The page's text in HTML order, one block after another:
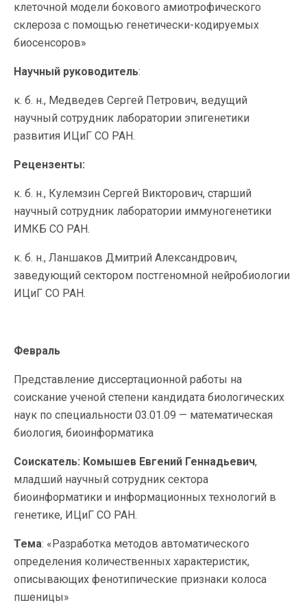
клеточной модели бокового амиотрофического
склероза с помощью генетически-кодируемых
биосенсоров»
Научный руководитель:
к. б. н., Медведев Сергей Петрович, ведущий
научный сотрудник лаборатории эпигенетики
развития ИЦиГ СО РАН.
Рецензенты:
к. б. н., Кулемзин Сергей Викторович, старший
научный сотрудник лаборатории иммуногенетики
ИМКБ СО РАН.
к. б. н., Ланшаков Дмитрий Александрович,
заведующий сектором постгеномной нейробиологии
ИЦиГ СО РАН.
Февраль
Представление диссертационной работы на
соискание ученой степени кандидата биологических
наук по специальности 03.01.09 — математическая
биология, биоинформатика
Соискатель: Комышев Евгений Геннадьевич,
младший научный сотрудник сектора
биоинформатики и информационных технологий в
генетике, ИЦиГ СО РАН.
Тема: «Разработка методов автоматического
определения количественных характеристик,
описывающих фенотипические признаки колоса
пшеницы»